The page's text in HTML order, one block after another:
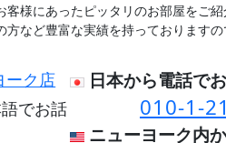
様にあったピッタリのお部屋をご
など豊富な実績を持っております
ーク店
でお話
日本から電話で
010-1-
ニューヨーク内